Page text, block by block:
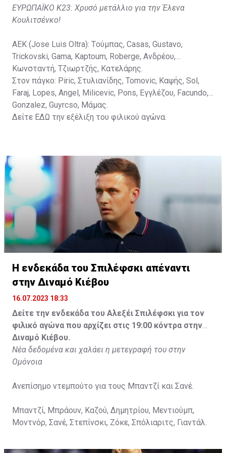
ΕΥΡΩΠΑΪΚΟ Κ23: Χρυσό μετάλλιο για την Έλενα
Κουλιτσένκο!
ΑΕΚ (Jose Luis Oltra): Tούμπας, Casas, Gustavo,
Trickovski, Gama, Κaptoum, Roberge, Aνδρέου,
Κωνσταντή, Τζιωρτζής, Κατελάρης.
Στον πάγκο: Piric, Στυλιανίδης, Tomovic, Καψής, Sol,
Faraj, Lopes, Angel, Milicevic, Pons, Εγγλέζου, Facundo,
Gonzalez, Guyrcso, Μάμας.
Δείτε ΕΔΩ την εξέλιξη του φιλικού αγώνα.
Η ενδεκάδα του Σπιλέφσκι απέναντι
στην Διναμό Κιέβου
16.07.2023 18:33
Δείτε την ενδεκάδα του Αλεξέι Σπιλέφσκι για τον
φιλικό αγώνα που αρχίζει στις 19:00 κόντρα στην
Διναμό Κιέβου.
Νέα δεδομένα και χαλάει η μετεγραφή του στην
Ομόνοια
Ανεπίσημο ντεμπούτο για τους Μπαντζί και Σανέ.
Μπαντζί, Μπράουν, Καζού, Δημητρίου, Μεντιούμπ,
Μοντνόρ, Σανέ, Στεπίνσκι, Ζόκε, Σπόλιαριτς, Γιαντάλ.